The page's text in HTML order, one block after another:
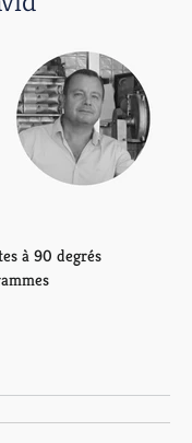
à 90 degrés